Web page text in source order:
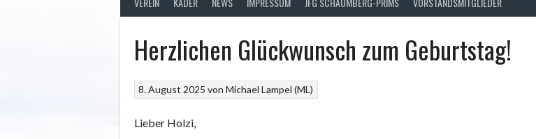
Herzlichen Glückwunsch zum Geburtstag!
8. August 2025 vonMichael Lampel (ML)
Lieber Holzi,